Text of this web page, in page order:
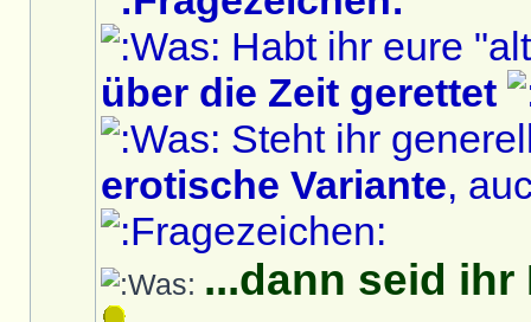
Habt ihr eure
über die Zeit gerettet
Steht ihr
erotische Variante,
...dann seid ihr